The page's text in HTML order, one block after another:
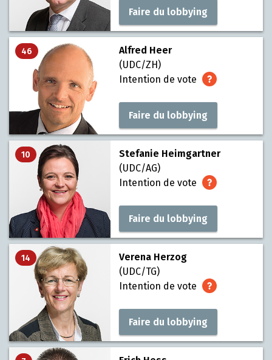
Faire du lobbying
46
Alfred Heer
(UDC/ZH)
Intention de vote
Faire du lobbying
10
Stefanie Heimgartner
(UDC/AG)
Intention de vote
Faire du lobbying
14
Verena Herzog
(UDC/TG)
Intention de vote
Faire du lobbying